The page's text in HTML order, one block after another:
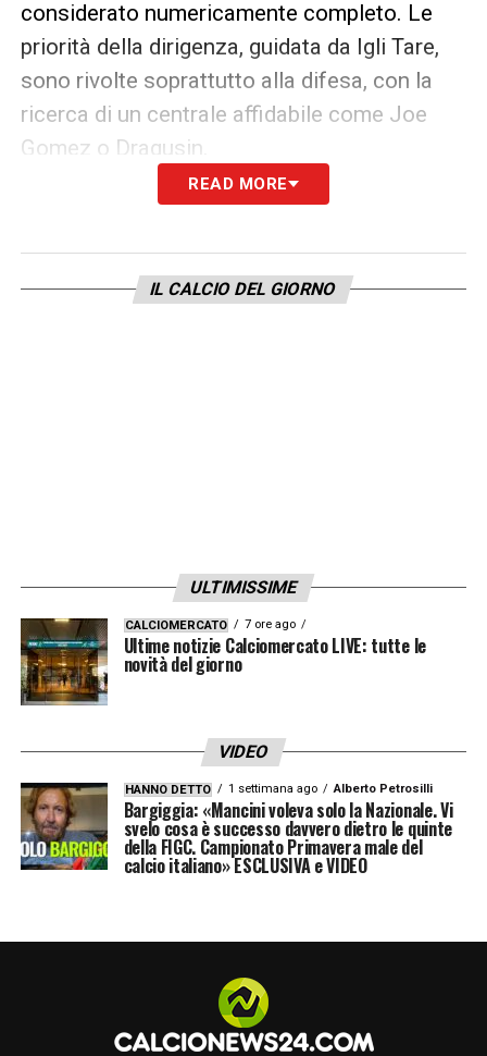
considerato numericamente completo. Le
priorità della dirigenza, guidata da Igli Tare,
sono rivolte soprattutto alla difesa, con la
ricerca di un centrale affidabile come Joe
Gomez o Dragusin.
Un eventuale colpo offensivo a gennaio
caso di cessioni importanti. Per ora, dunque,
Gabriel Jesusresta un nome suggestivo per
READ MORE
IL CALCIO DEL GIORNO
ULTIMISSIME
CALCIOMERCATO 7 ore ago
Ultime notizie Calciomercato LIVE: tutte le
novità del giorno
VIDEO
HANNO DETTO 1 settimana ago Alberto Petrosilli
Bargiggia: «Mancini voleva solo la Nazionale. Vi
svelo cosa è successo davvero dietro le quinte
della FIGC. Campionato Primavera male del
calcio italiano» ESCLUSIVA e VIDEO